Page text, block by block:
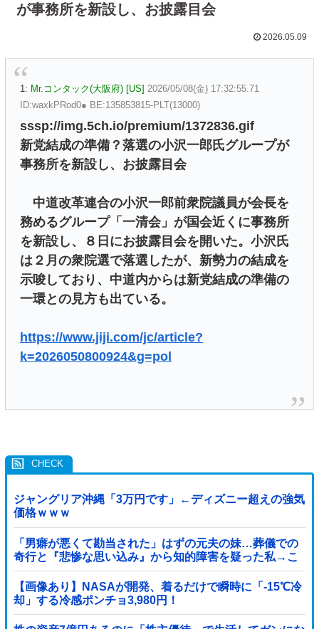
が事務所を新設し、お披露目会
2026.05.09
1: Mr.コンタック(大阪府) [US] 2026/05/08(金) 17:32:55.71
ID:waxkPRod0● BE:135853815-PLT(13000)
sssp://img.5ch.io/premium/1372836.gif
新党結成の準備？落選の小沢一郎氏グループが
事務所を新設し、お披露目会
中道改革連合の小沢一郎前衆院議員が会長を
務めるグループ「一清会」が国会近くに事務所
を新設し、８日にお披露目会を開いた。小沢氏
は２月の衆院選で落選したが、新勢力の結成を
示唆しており、中道内からは新党結成の準備の
一環との見方も出ている。
https://www.jiji.com/jc/article?
k=2026050800924&g=pol
ジャングリア沖縄「3万円です」←ディズニー超えの強気
価格ｗｗｗ
「男癖が悪くて勘当された」はずの元夫の妹…葬儀での
奇行と『悲惨な思い込み』から知的障害を疑った私→こ
っそり病院へ誘導し行政保護させた話
【画像あり】NASAが開発、着るだけで瞬時に「-15℃冷
却」する冷感ポンチョ3,980円！